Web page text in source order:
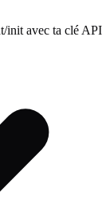
init avec ta clé API